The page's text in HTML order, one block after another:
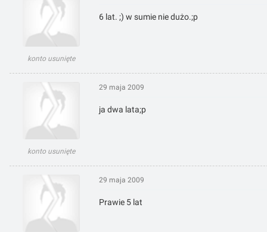
konto usunięte
6 lat. ;) w sumie nie dużo.;p
konto usunięte
29 maja 2009
ja dwa lata;p
29 maja 2009
Prawie 5 lat